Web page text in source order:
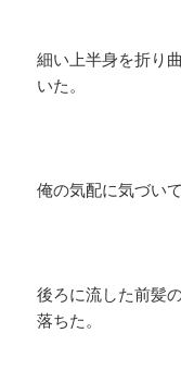
細い上半身を折り
いた。
俺の気配に気づい
後ろに流した前髪
落ちた。